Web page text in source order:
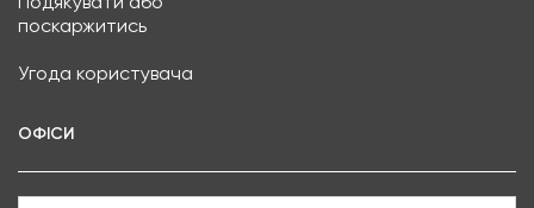
поскаржитись
Угода користувача
ОФІСИ